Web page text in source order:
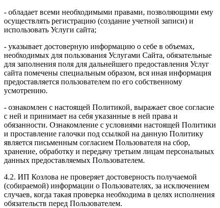
- обладает всеми необходимыми правами, позволяющими ему
осуществлять регистрацию (создание учетной записи) и
использовать Услуги сайта;
- указывает достоверную информацию о себе в объемах,
необходимых для пользования Услугами Сайта, обязательные
для заполнения поля для дальнейшего предоставления Услуг
сайта помечены специальным образом, вся иная информация
предоставляется пользователем по его собственному
усмотрению.
- ознакомлен с настоящей Политикой, выражает свое согласие
с ней и принимает на себя указанные в ней права и
обязанности. Ознакомление с условиями настоящей Политики
и проставление галочки под ссылкой на данную Политику
является письменным согласием Пользователя на сбор,
хранение, обработку и передачу третьим лицам персональных
данных предоставляемых Пользователем.
4.2. ИП Козлова не проверяет достоверность получаемой
(собираемой) информации о Пользователях, за исключением
случаев, когда такая проверка необходима в целях исполнения
обязательств перед Пользователем.